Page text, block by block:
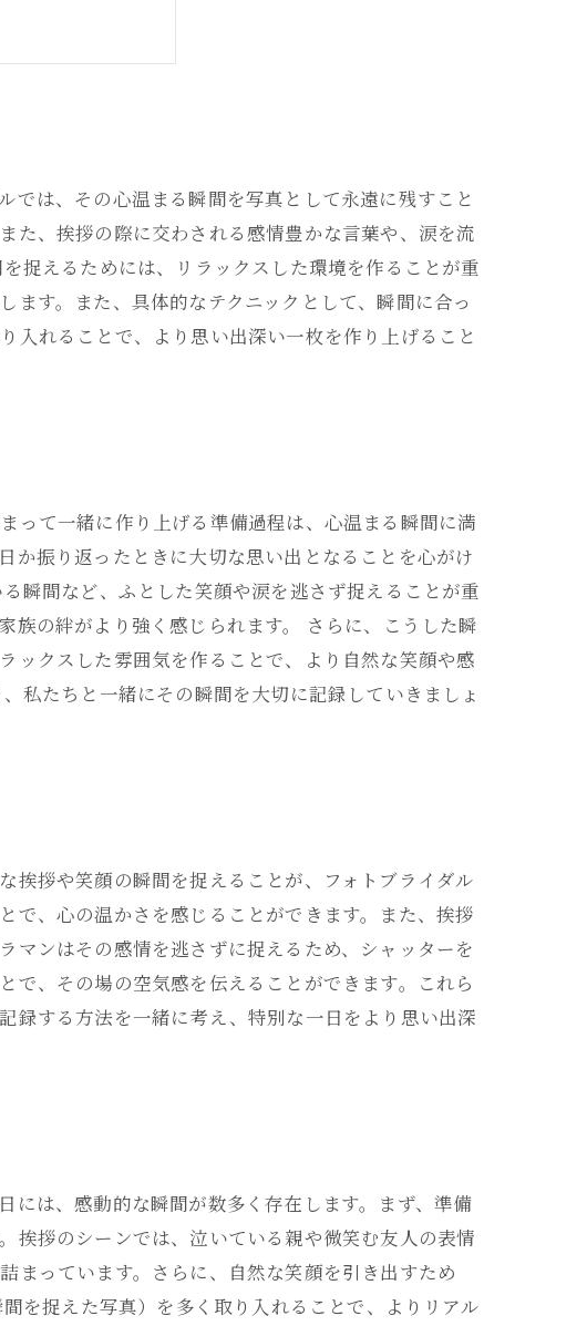
いテクニック
作りの秘訣
間の記録
では、その心温まる瞬間を写真として永遠に残すこと
た、挨拶の際に交わされる感情豊かな言葉や、涙を流
捉えるためには、リラックスした環境を作ることが重
す。また、具体的なテクニックとして、瞬間に合っ
入れることで、より思い出深い一枚を作り上げること
って一緒に作り上げる準備過程は、心温まる瞬間に満
か振り返ったときに大切な思い出となることを心がけ
瞬間など、ふとした笑顔や涙を逃さず捉えることが重
族の絆がより強く感じられます。 さらに、こうした瞬
ックスした雰囲気を作ることで、より自然な笑顔や感
私たちと一緒にその瞬間を大切に記録していきましょ
挨拶や笑顔の瞬間を捉えることが、フォトブライダル
で、心の温かさを感じることができます。また、挨拶
マンはその感情を逃さずに捉えるため、シャッターを
で、その場の空気感を伝えることができます。これら
録する方法を一緒に考え、特別な一日をより思い出深
には、感動的な瞬間が数多く存在します。まず、準備
挨拶のシーンでは、泣いている親や微笑む友人の表情
まっています。さらに、自然な笑顔を引き出すため
を捉えた写真）を多く取り入れることで、よりリアル